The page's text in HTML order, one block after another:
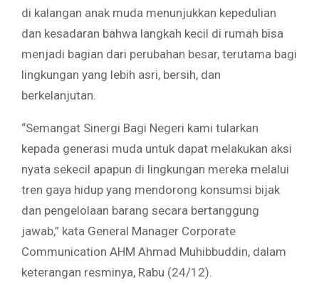
di kalangan anak muda menunjukkan kepedulian
dan kesadaran bahwa langkah kecil di rumah bisa
menjadi bagian dari perubahan besar, terutama bagi
lingkungan yang lebih asri, bersih, dan
berkelanjutan.
“Semangat Sinergi Bagi Negeri kami tularkan
kepada generasi muda untuk dapat melakukan aksi
nyata sekecil apapun di lingkungan mereka melalui
tren gaya hidup yang mendorong konsumsi bijak
dan pengelolaan barang secara bertanggung
jawab,” kata General Manager Corporate
Communication AHM Ahmad Muhibbuddin, dalam
keterangan resminya, Rabu (24/12).